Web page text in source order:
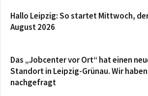
Hallo Leipzig: So startet Mittwoch,
August 2026
Das „Jobcenter vor Ort“ hat einen
Standort in Leipzig-Grünau. Wir haben
nachgefragt